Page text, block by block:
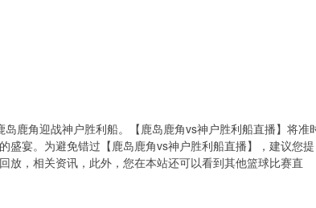
鹿角迎战神户胜利船。【鹿岛鹿角vs神户胜利船直播】将准
盛宴。为避免错过【鹿岛鹿角vs神户胜利船直播】，建议您提
放，相关资讯，此外，您在本站还可以看到其他篮球比赛直